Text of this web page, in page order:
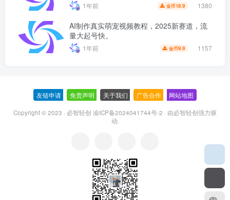
作超自然的“母子对话”视频！
1年前 金币18.9 1380
AI制作真实萌宠视频教程，2025新赛道，流
量大起号快。
1年前 金币9.9 1157
友链申请 免责声明 关于我们 广告合作 网站地图
Copyright © 2023 · 必智轻创 渝ICP备2024041744号-2 · 由必智轻创强力驱
动.